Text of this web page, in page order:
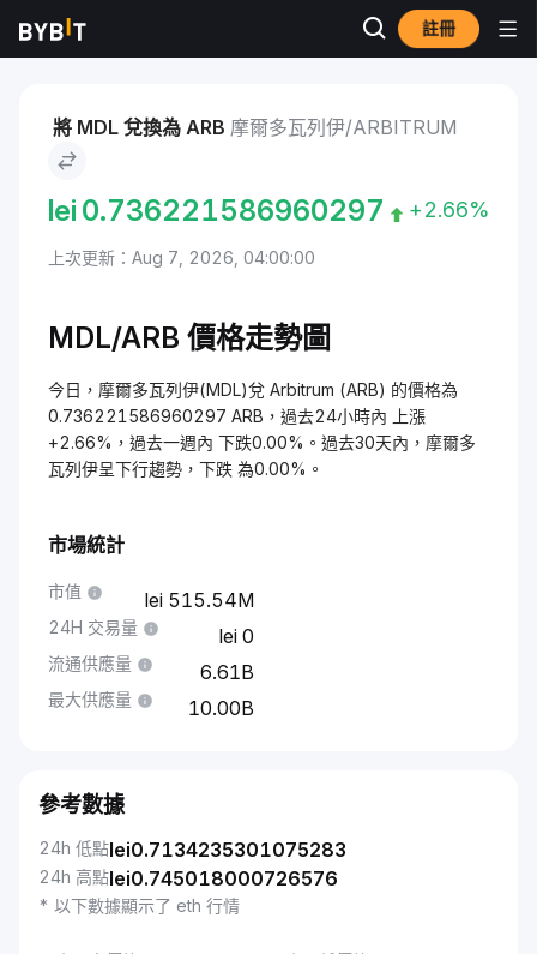
註冊
市場 Arbitrum 價格 ARB 摩爾多瓦列伊 to Arbitrum
將 MDL 兌換為 ARB 摩爾多瓦列伊/ARBITRUM
lei 0.736221586960297 +2.66%
上次更新：Aug 7, 2026, 04:00:00
MDL/ARB 價格走勢圖
今日，摩爾多瓦列伊(MDL)兌 Arbitrum (ARB) 的價格為
0.736221586960297 ARB，過去24小時內 上漲
+2.66%，過去一週內 下跌0.00%。過去30天內，摩爾多
瓦列伊呈下行趨勢，下跌 為0.00%。
市場統計
市值 515.54M
24H 交易量 0
流通供應量 6.61B
最大供應量 10.00B
參考數據
24h 低點lei0.7134235301075283
24h 高點lei0.745018000726576
* 以下數據顯示了 eth 行情